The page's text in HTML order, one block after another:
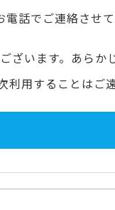
話でご連絡させ
います。あらか
用することはご